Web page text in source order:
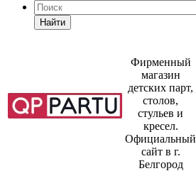
Найти
Фирменный
магазин
детских парт,
столов,
стульев и
кресел.
Официальный
сайт в г.
Белгород